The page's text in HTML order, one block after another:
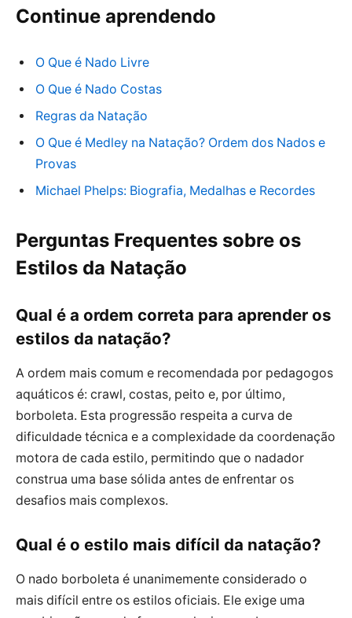
Continue aprendendo
O Que é Nado Livre
O Que é Nado Costas
Regras da Natação
O Que é Medley na Natação? Ordem dos Nados e
Provas
Michael Phelps: Biografia, Medalhas e Recordes
Perguntas Frequentes sobre os
Estilos da Natação
Qual é a ordem correta para aprender os
estilos da natação?
A ordem mais comum e recomendada por pedagogos
aquáticos é: crawl, costas, peito e, por último,
borboleta. Esta progressão respeita a curva de
dificuldade técnica e a complexidade da coordenação
motora de cada estilo, permitindo que o nadador
construa uma base sólida antes de enfrentar os
desafios mais complexos.
Qual é o estilo mais difícil da natação?
O nado borboleta é unanimemente considerado o
mais difícil entre os estilos oficiais. Ele exige uma